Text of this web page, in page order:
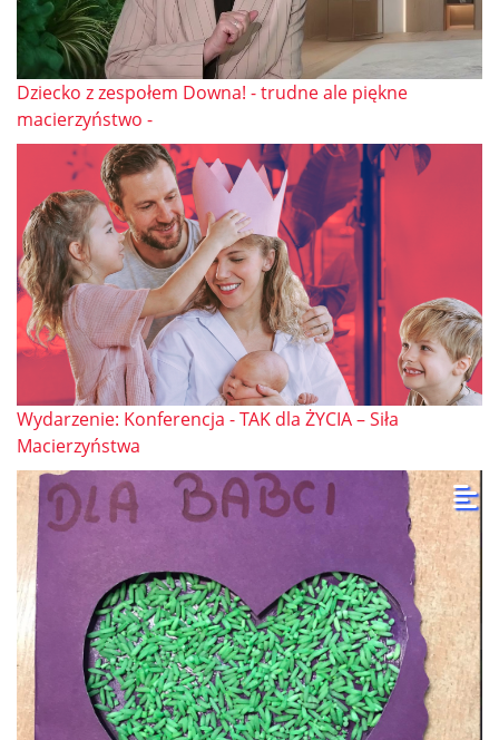
Dziecko z zespołem Downa! - trudne ale piękne
macierzyństwo -
Wydarzenie: Konferencja - TAK dla ŻYCIA – Siła
Macierzyństwa